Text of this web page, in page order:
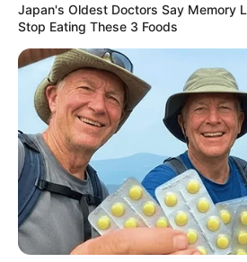
Japan's Oldest Doctors Say Memory
Stop Eating These 3 Foods